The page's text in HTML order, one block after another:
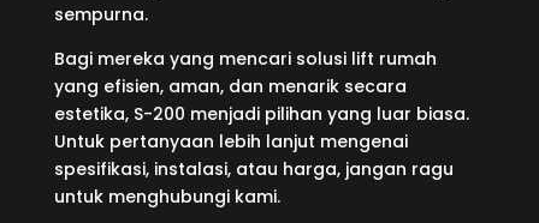
sempurna.
Bagi mereka yang mencari solusi lift rumah
yang efisien, aman, dan menarik secara
estetika, S-200 menjadi pilihan yang luar biasa.
Untuk pertanyaan lebih lanjut mengenai
spesifikasi, instalasi, atau harga, jangan ragu
untuk menghubungi kami.